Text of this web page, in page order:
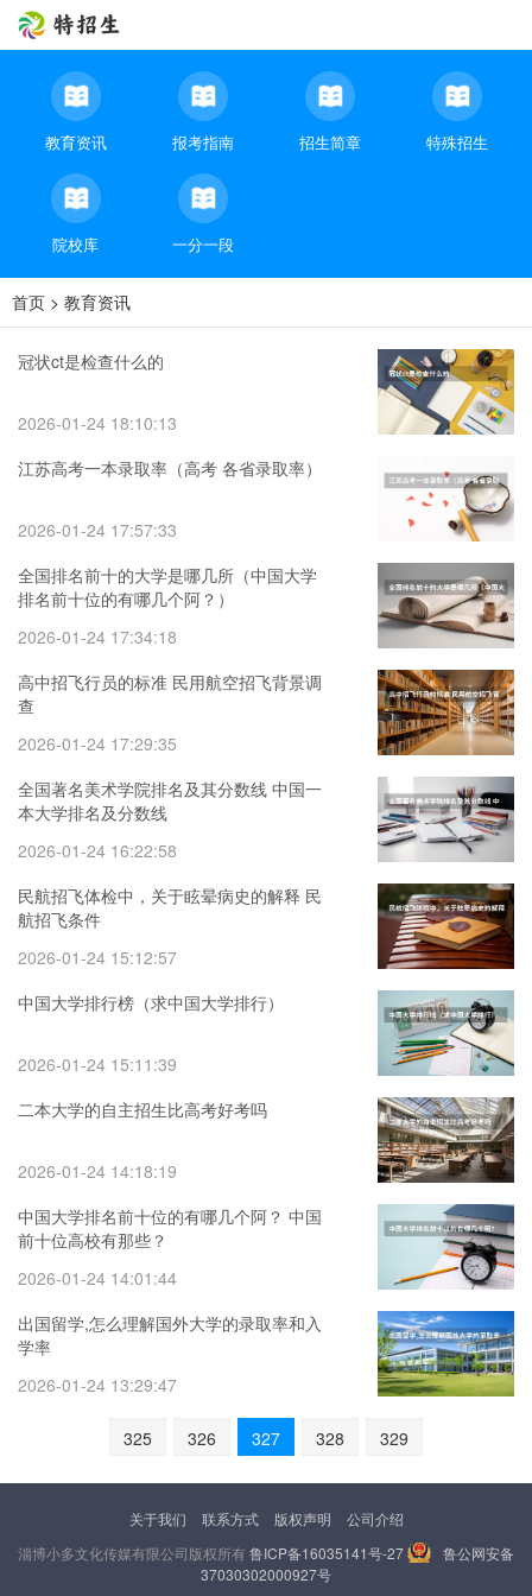
教育资讯 报考指南 招生简章 特殊招生
院校库 一分一段
首页 > 教育资讯
冠状ct是检查什么的
2026-01-24 18:10:13
江苏高考一本录取率（高考 各省录取率）
2026-01-24 17:57:33
全国排名前十的大学是哪几所（中国大学
排名前十位的有哪几个阿？）
2026-01-24 17:34:18
高中招飞行员的标准 民用航空招飞背景调
查
2026-01-24 17:29:35
全国著名美术学院排名及其分数线 中国一
本大学排名及分数线
2026-01-24 16:22:58
民航招飞体检中，关于眩晕病史的解释 民
航招飞条件
2026-01-24 15:12:57
中国大学排行榜（求中国大学排行）
2026-01-24 15:11:39
二本大学的自主招生比高考好考吗
2026-01-24 14:18:19
中国大学排名前十位的有哪几个阿？ 中国
前十位高校有那些？
2026-01-24 14:01:44
出国留学,怎么理解国外大学的录取率和入
学率
2026-01-24 13:29:47
325 326 327 328 329
关于我们 联系方式 版权声明
公司介绍
淄博小多文化传媒有限公司版权所有鲁ICP备16035141号-27
鲁公网安备
37030302000927号